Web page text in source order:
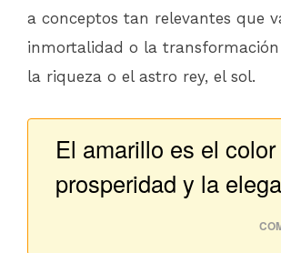
a conceptos tan relevantes que
inmortalidad o la
la riqueza o el astro rey, el sol.
El amarillo es el
prosperidad y la